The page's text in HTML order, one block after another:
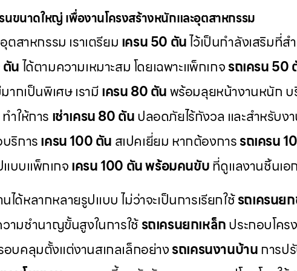
นขนาดใหญ่ เพื่องานโครงสร้างหนักและอุตสาหกรรม
สาหกรรม เราเตรียม เครน 50 ตันไว้เป็นกำลังเสริมที่
ตันได้ตามความเหมาะสม โดยเฉพาะแพ็กเกจรถเครน 50
ากเป็นพิเศษ เรามีเครน 80 ตันพร้อมลุยหน้างานหนัก บ
ำให้การ เช่าเครน 80 ตันปลอดภัยไร้กังวล และสำหรับง
ริการเครน 100 ตัน สเปคเยี่ยม หากต้องการรถเครน
แบบแพ็กเกจเครน 100 ตัน พร้อมคนขับที่ดูแลงานชิ้นเ
ได้หลากหลายรูปแบบ ไม่ว่าจะเป็นการเรียกใช้รถเครนย
ามชำนาญขั้นสูงในการใช้รถเครนยกเหล็กประกอบโคร
บคลุมตั้งแต่งานสเกลเล็กอย่างรถเครนงานบ้านการป